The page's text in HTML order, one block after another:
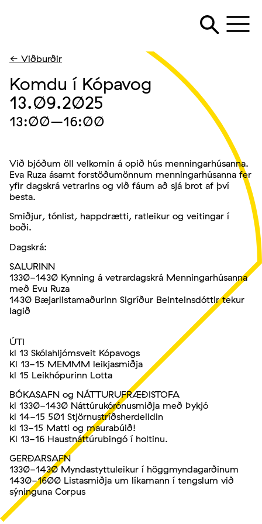
← Viðburðir
Komdu í Kópavog
13.09.2025
13:00–16:00
Við bjóðum öll velkomin á opið hús menningarhúsanna.
Eva Ruza ásamt forstöðumönnum menningarhúsanna fer
yfir dagskrá vetrarins og við fáum að sjá brot af því
besta.
Smiðjur, tónlist, happdrætti, ratleikur og veitingar í
boði.
Dagskrá:
SALURINN
1330-1430 Kynning á vetrardagskrá Menningarhúsanna
með Evu Ruza
1430 Bæjarlistamaðurinn Sigríður Beinteinsdóttir tekur
lagið
ÚTI
kl 13 Skólahljómsveit Kópavogs
Kl 13-15 MEMMM leikjasmiðja
kl 15 Leikhópurinn Lotta
BÓKASAFN og NÁTTURUFRÆÐISTOFA
kl 1330-1430 Náttúrukórónusmiðja með Þykjó
kl 14-15 501 Stjörnustríðsherdeildin
kl 13-15 Matti og maurabúið!
Kl 13-16 Haustnáttúrubingó í holtinu.
GERÐARSAFN
1330-1430 Myndastyttuleikur í höggmyndagarðinum
1430-1600 Listasmiðja um líkamann í tengslum við
sýninguna Corpus